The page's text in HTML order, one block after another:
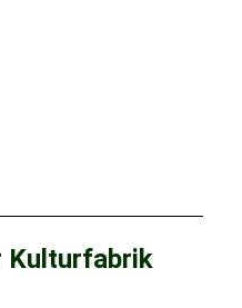
Kulturfabrik